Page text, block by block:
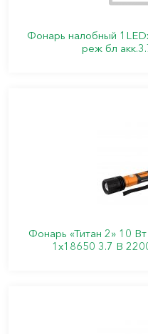
Фонарь налобный
реж бл
Фонарь «Титан 2» 10
1х18650 3.7 В